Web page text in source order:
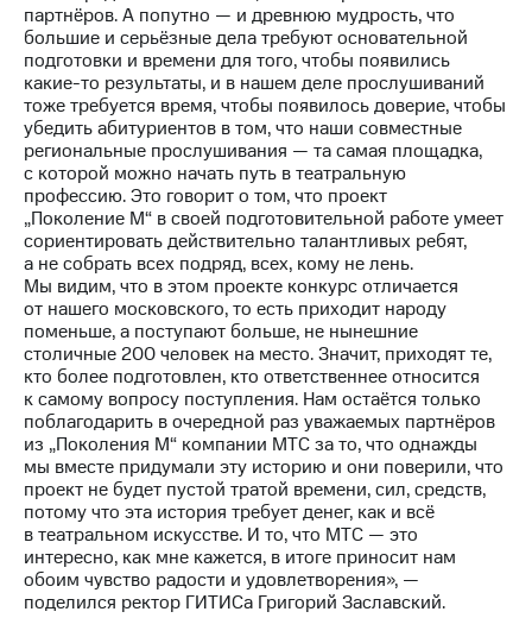
Другое
Регистратор
Реквизиты
Контакты
развитие
деловая этика
На главную
партнёров. А попутно — и древнюю мудрость, что
большие и серьёзные дела требуют основательной
подготовки и времени для того, чтобы появились
какие-то результаты, и в нашем деле прослушиваний
тоже требуется время, чтобы появилось доверие, чтобы
убедить абитуриентов в том, что наши совместные
региональные прослушивания — та самая площадка,
с которой можно начать путь в театральную
профессию. Это говорит о том, что проект
„Поколение М“ в своей подготовительной работе умеет
сориентировать действительно талантливых ребят,
а не собрать всех подряд, всех, кому не лень.
Мы видим, что в этом проекте конкурс отличается
от нашего московского, то есть приходит народу
поменьше, а поступают больше, не нынешние
столичные 200 человек на место. Значит, приходят те,
кто более подготовлен, кто ответственнее относится
к самому вопросу поступления. Нам остаётся только
поблагодарить в очередной раз уважаемых партнёров
из „Поколения М“ компании МТС за то, что однажды
мы вместе придумали эту историю и они поверили, что
проект не будет пустой тратой времени, сил, средств,
потому что эта история требует денег, как и всё
в театральном искусстве. И то, что МТС — это
интересно, как мне кажется, в итоге приносит нам
обоим чувство радости и удовлетворения», —
поделился ректор ГИТИСа Григорий Заславский.